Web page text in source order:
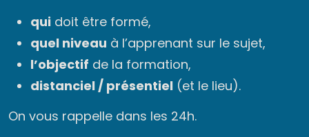
qui doit être formé,
quel niveau à l’apprenant sur le sujet,
l’objectif de la formation,
distanciel / présentiel (et le lieu).
On vous rappelle dans les 24h.